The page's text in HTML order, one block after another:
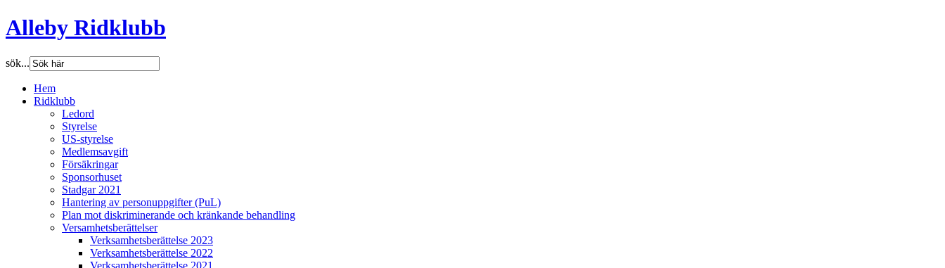
Alleby Ridklubb
sök...
Hem
Ridklubb
Ledord
Styrelse
US-styrelse
Medlemsavgift
Försäkringar
Sponsorhuset
Stadgar 2021
Hantering av personuppgifter (PuL)
Plan mot diskriminerande och kränkande behandling
Versamhetsberättelser
Verksamhetsberättelse 2023
Verksamhetsberättelse 2022
Verksamhetsberättelse 2021